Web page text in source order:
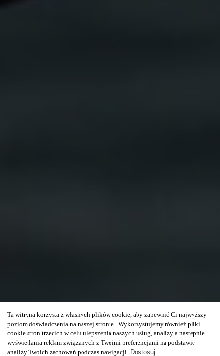
Ta witryna korzysta z własnych plików cookie, aby zapewnić Ci najwyższy
poziom doświadczenia na naszej stronie . Wykorzystujemy również pliki
cookie stron trzecich w celu ulepszenia naszych usług, analizy a nastepnie
wyświetlania reklam związanych z Twoimi preferencjami na podstawie
analizy Twoich zachowań podczas nawigacji. Dostosuj